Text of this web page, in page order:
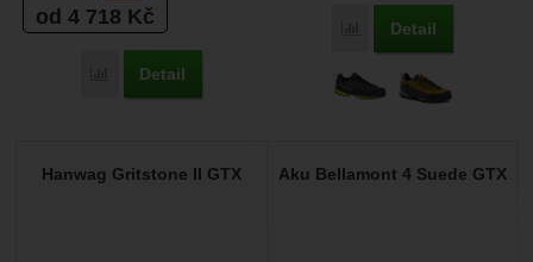
od 4 718 Kč
Porovnat
Detail
Porovnat
Detail
Hanwag Gritstone II GTX Aku Bellamont 4 Suede GTX